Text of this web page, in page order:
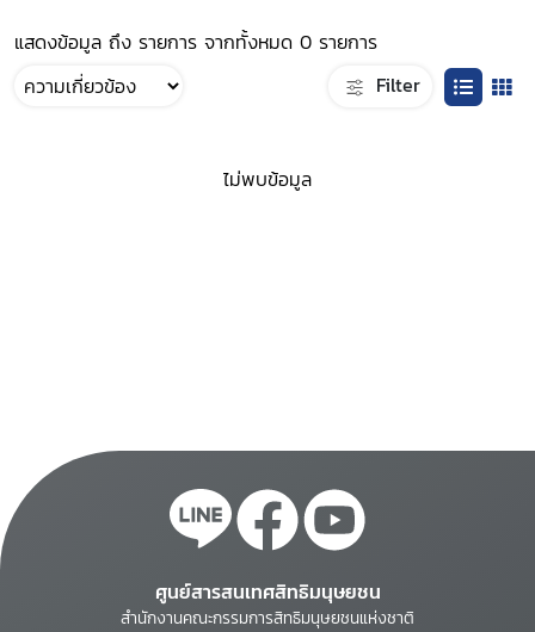
แสดงข้อมูล ถึง รายการ จากทั้งหมด 0 รายการ
Filter
ไม่พบข้อมูล
ศูนย์สารสนเทศสิทธิมนุษยชน
สำนักงานคณะกรรมการสิทธิมนุษยชนแห่งชาติ